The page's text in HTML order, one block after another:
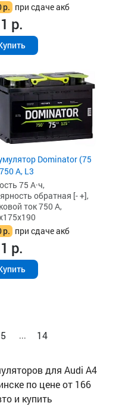
р. при сдаче акб
р.
Dominator (75
А, L3
75 А·ч,
обратная [- +],
ток 750 А,
р. при сдаче акб
р.
5 ... 14
для Audi A4
по цене от 166
и купить